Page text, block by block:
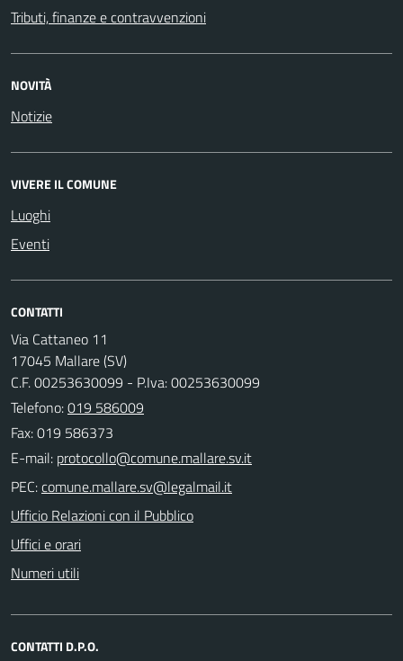
Tributi, finanze e contravvenzioni
NOVITÀ
Notizie
VIVERE IL COMUNE
Luoghi
Eventi
CONTATTI
Via Cattaneo 11
17045 Mallare (SV)
C.F. 00253630099 - P.Iva: 00253630099
Telefono:019 586009
Fax: 019 586373
E-mail:
PEC:
Ufficio Relazioni con il Pubblico
Uffici e orari
Numeri utili
CONTATTI D.P.O.